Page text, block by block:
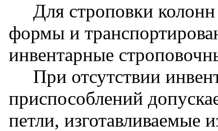
Для строповки колонн
формы и
инвентарные
При отсутствии
приспособлений
петли, изготавливаемые